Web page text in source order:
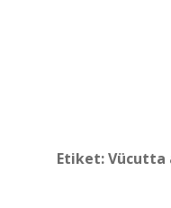
Etiket:Vücutta